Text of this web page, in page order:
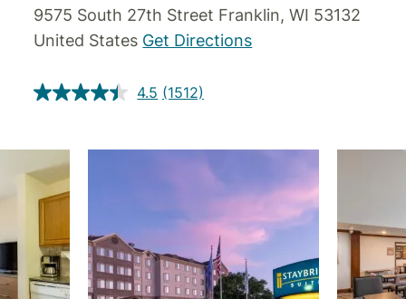
9575 South 27th Street Franklin,WI 53132
United States Get Directions
4.5 (1512)